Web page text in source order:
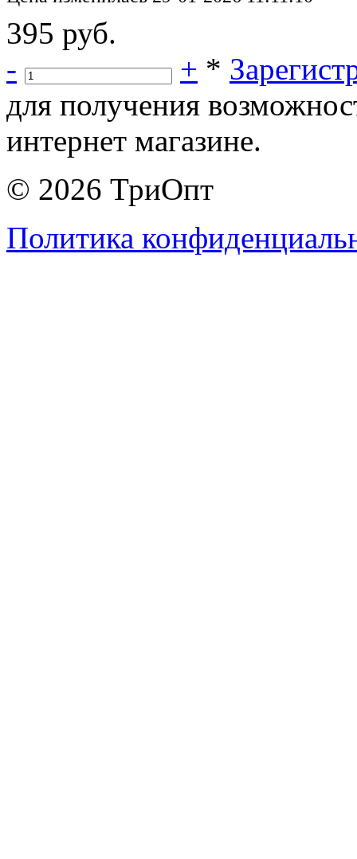
395 руб.
-
+ *
для получения
интернет магазине.
© 2026 ТриОпт
Политика